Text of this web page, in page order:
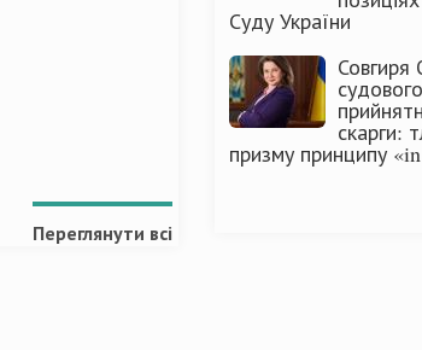
Переглянути всі
Суду України
Совгиря
скарги:
призму принципу